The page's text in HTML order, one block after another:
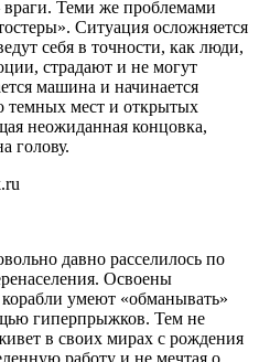
Теми же проблемами
Ситуация осложняется
себя в точности, как люди,
страдают и не могут
машина и начинается
темных мест и открытых
неожиданная концовка,
голову.
давно расселилось по
Освоены
умеют «обманывать»
гиперпрыжков. Тем не
в своих мирах с рождения
работу и не мечтая о